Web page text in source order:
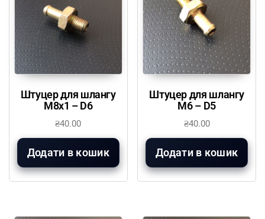
Штуцер для шлангу
М8х1 – D6
₴40.00
Додати в кошик
Штуцер для шлангу
М6 – D5
₴40.00
Додати в кошик